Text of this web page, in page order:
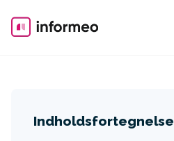
content
Indholdsfortegnelse